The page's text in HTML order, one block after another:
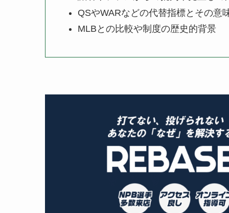
QSやWARなどの代替指標とその意
MLBとの比較や制度の歴史的背景